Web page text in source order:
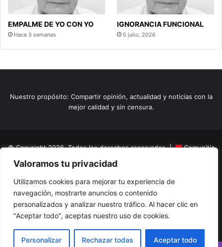
Valoramos tu privacidad
Utilizamos cookies para mejorar tu experiencia de
navegación, mostrarte anuncios o contenido
personalizados y analizar nuestro tráfico. Al hacer clic en
"Aceptar todo", aceptas nuestro uso de cookies.
Personalizar Rechazar todas Aceptar todo
EMPALME DE YO CON YO
Hace 3 semanas
IGNORANCIA FUNCIONAL
5 julio, 2026
Nuestro propósito: Compartir opinión, actualidad y noticias con la
mejor calidad y sin censura.
© Copyright 2026, Todos los derechos reservados |
Comunitic
SAS BICNit 901228106
Home
Actualidad Variedades Opinion Turismo
El Tinteadero
Caricaturas Reportajes
FacebookYouTubeInstagram